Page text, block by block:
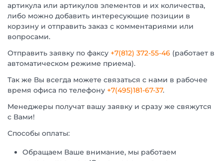
артикула или артикулов элементов и их количества,
либо можно добавить интересующие позиции в
корзину и отправить заказ с комментариями или
вопросами.
Отправить заявку по факсу +7(812) 372-55-46 (работает в
автоматическом режиме приема).
Так же Вы всегда можете связаться с нами в рабочее
время офиса по телефону +7(495)181-67-37.
Менеджеры получат вашу заявку и сразу же свяжутся
с Вами!
Способы оплаты:
Обращаем Ваше внимание, мы работаем